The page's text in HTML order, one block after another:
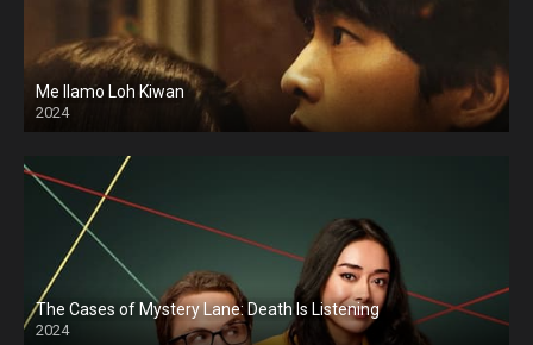
Me llamo Loh Kiwan
2024
The Cases of Mystery Lane: Death Is Listening
2024